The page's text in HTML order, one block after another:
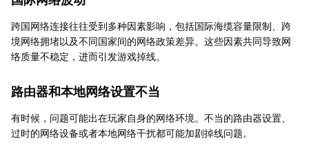
跨国网络连接往往受到多种因素影响，包括国际海缆容量限制、跨
境网络拥堵以及不同国家间的网络政策差异。这些因素共同导致网
络质量不稳定，进而引发游戏掉线。
路由器和本地网络设置不当
有时候，问题可能出在玩家自身的网络环境。不当的路由器设置、
过时的网络设备或者本地网络干扰都可能加剧掉线问题。